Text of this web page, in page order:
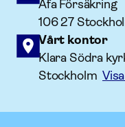
Afa Försäkring
106 27
Vårt kontor
Klara Södra
Stockholm